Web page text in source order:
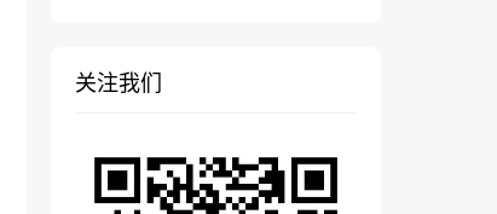
关注我们